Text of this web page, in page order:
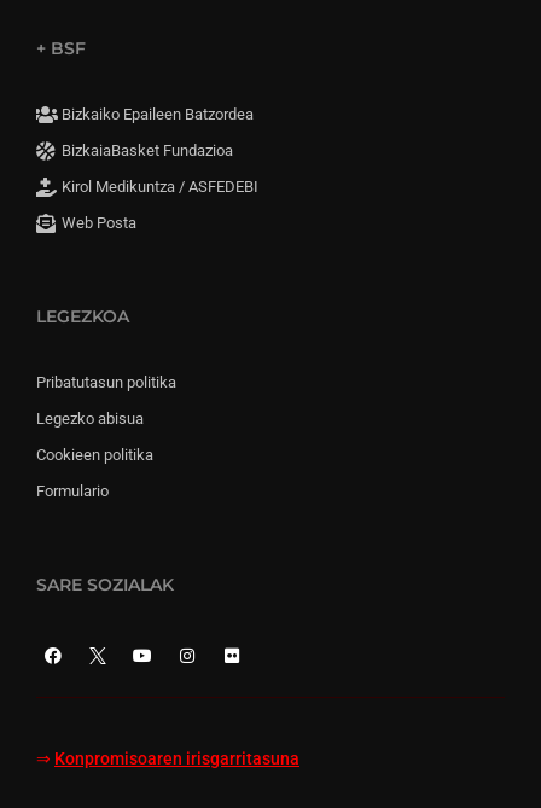
+ BSF
Bizkaiko Epaileen Batzordea
BizkaiaBasket Fundazioa
Kirol Medikuntza / ASFEDEBI
Web Posta
LEGEZKOA
Pribatutasun politika
Legezko abisua
Cookieen politika
Formulario
SARE SOZIALAK
⇒ Konpromisoaren irisgarritasuna